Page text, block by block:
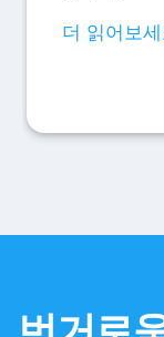
더 읽어보